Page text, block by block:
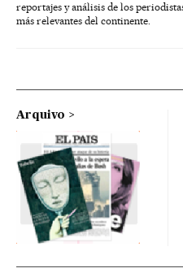
reportajes y análisis de los
más relevantes del continente.
Arquivo